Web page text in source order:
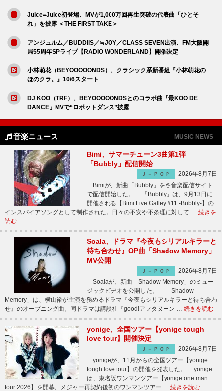
Juice=Juice初登場、MVが1,000万回再生突破の代表曲「ひとそ
れ」を披露 ＜THE FIRST TAKE＞
アンジュルム／BUDDiiS／≒JOY／CLASS SEVEN出演、FM大阪開
局55周年SPライブ【RADIO WONDERLAND】開催決定
小林萌花（BEYOOOOONDS）、クラシック系新番組『小林萌花の
ほのクラ。』10/6スタート
DJ KOO（TRF）、BEYOOOOONDSとのコラボ曲「最KOO DE
DANCE」MVで“ロボットダンス”披露
音楽ニュース MUSIC NEWS
Bimi、サマーチューン3曲第1弾
「Bubbly」配信開始
Ｊ－ＰＯＰ
2026年8月7日
Bimiが、新曲「Bubbly」を各音楽配信サイト
で配信開始した。 「Bubbly」は、9月13日に
開催される【Bimi Live Galley #11 -Bubbly-】の
インスパイアソングとして制作された。日々の不安や不条理に対して … 続きを
読む
Soala、ドラマ『今夜もシリアルキラーと
待ち合わせ』OP曲「Shadow Memory」
MV公開
Ｊ－ＰＯＰ
2026年8月7日
Soalaが、新曲「Shadow Memory」のミュー
ジックビデオを公開した。 「Shadow
Memory」は、横山裕が主演を務めるドラマ『今夜もシリアルキラーと待ち合わ
せ』のオープニング曲。同ドラマは講談社『good!アフタヌーン … 続きを読む
yonige、全国ツアー【yonige tough
love tour】開催決定
Ｊ－ＰＯＰ
2026年8月7日
yonigeが、11月からの全国ツアー【yonige
tough love tour】の開催を発表した。 yonige
は、東名阪ワンマンツアー【yonige one man
tour 2026】を開幕。メジャー再契約後初のワンマンツアー … 続きを読む